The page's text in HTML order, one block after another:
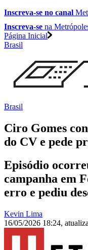
Inscreva-se no canal
Inscreva-se na
Página Inicial
Brasil
Brasil
Ciro Gomes
do CV e pede
Episódio
campanha em
erro e pediu
Kevin Lima
16/05/2026 18:24,